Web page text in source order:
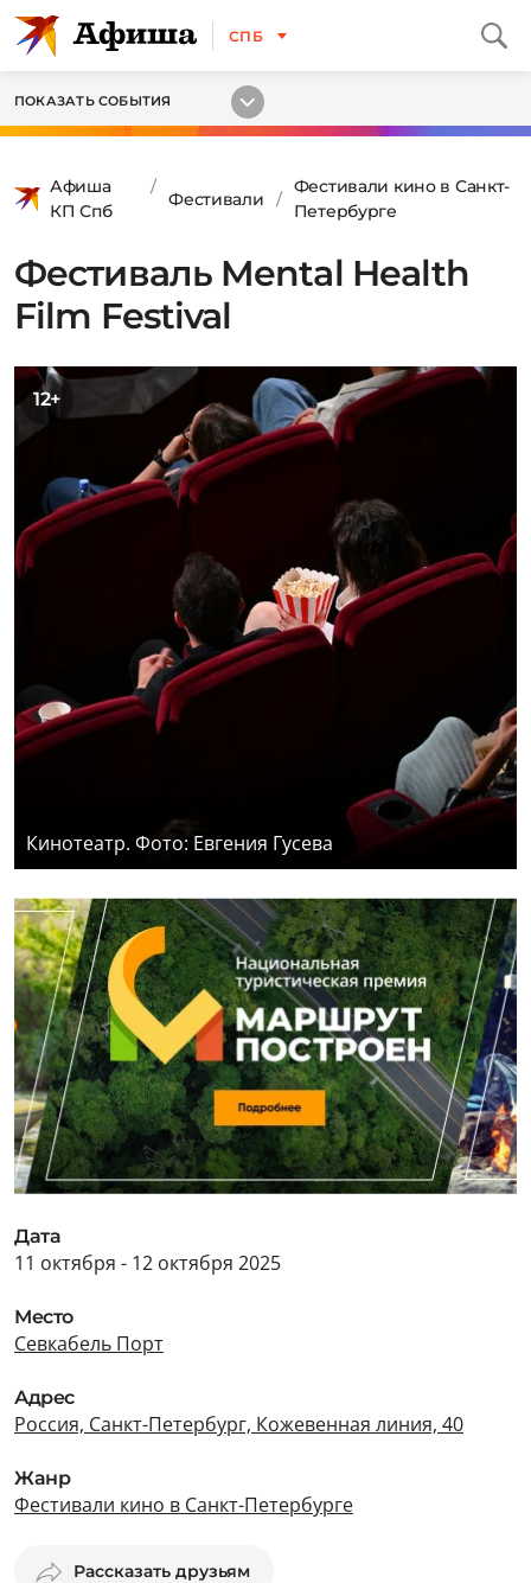
СПБ
ПОКАЗАТЬ СОБЫТИЯ
Афиша
КП Спб
Фестивали
Фестивали кино в Санкт-
Петербурге
Фестиваль Mental Health
Film Festival
12+
Кинотеатр. Фото: Евгения Гусева
Дата
11 октября - 12 октября 2025
Место
Севкабель Порт
Адрес
Россия, Санкт-Петербург, Кожевенная линия, 40
Жанр
Фестивали кино в Санкт-Петербурге
Рассказать друзьям